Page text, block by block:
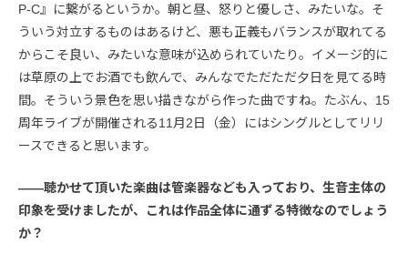
P-C』に繋がるというか。朝と昼、怒りと優しさ、みたいな。そ
ういう対立するものはあるけど、悪も正義もバランスが取れてる
からこそ良い、みたいな意味が込められていたり。イメージ的に
は草原の上でお酒でも飲んで、みんなでただただ夕日を見てる時
間。そういう景色を思い描きながら作った曲ですね。たぶん、15
周年ライブが開催される11月2日（金）にはシングルとしてリリ
ースできると思います。
――聴かせて頂いた楽曲は管楽器なども入っており、生音主体の
印象を受けましたが、これは作品全体に通ずる特徴なのでしょう
か？